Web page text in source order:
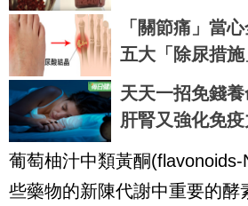
沾身｜每日健
「關節痛」當
五大「除尿措
即刻預防痛風
Health
天天一招免錢
肝腎又強化免
lth
葡萄柚汁中類黃酮
些藥物的新陳代謝中重要的酵